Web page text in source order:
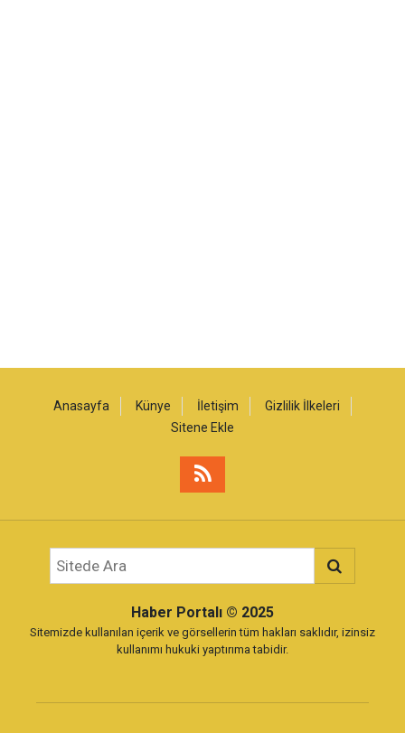
Anasayfa Künye İletişim
Gizlilik İlkeleri
Sitene Ekle
Haber Portalı © 2025
Sitemizde kullanılan içerik ve görsellerin tüm hakları saklıdır, izinsiz
kullanımı hukuki yaptırıma tabidir.